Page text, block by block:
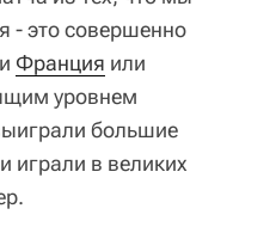
- это совершенно
Франция или
уровнем
большие
и играли в великих